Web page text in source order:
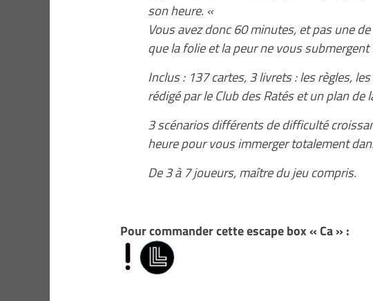
son heure. «
Vous avez donc 60 minutes, et pas une
que la folie et la peur ne vous
Inclus : 137 cartes, 3 livrets : les règles,
rédigé par le Club des Ratés et un plan de
3 scénarios différents de difficulté
heure pour vous immerger totalement
De 3 à 7 joueurs, maître du jeu compris.
Pour commander cette escape box « Ca » :